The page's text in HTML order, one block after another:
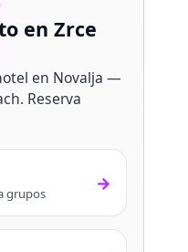
en Zrce
en Novalja —
Reserva
grupos →